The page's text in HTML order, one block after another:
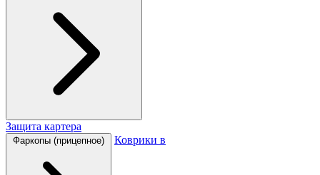
Защита картера
Фаркопы (прицепное) Коврики в